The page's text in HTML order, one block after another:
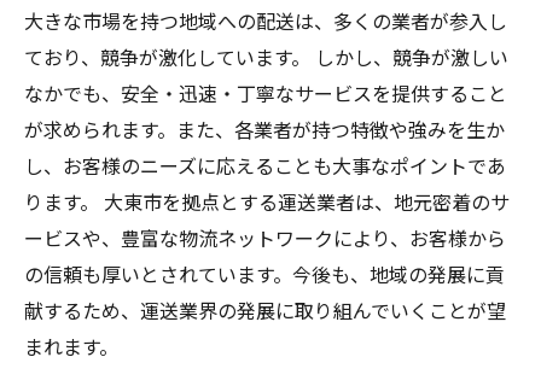
大きな市場を持つ地域への配送は、多くの業者が参入し
ており、競争が激化しています。 しかし、競争が激しい
なかでも、安全・迅速・丁寧なサービスを提供すること
が求められます。また、各業者が持つ特徴や強みを生か
し、お客様のニーズに応えることも大事なポイントであ
ります。 大東市を拠点とする運送業者は、地元密着のサ
ービスや、豊富な物流ネットワークにより、お客様から
の信頼も厚いとされています。今後も、地域の発展に貢
献するため、運送業界の発展に取り組んでいくことが望
まれます。